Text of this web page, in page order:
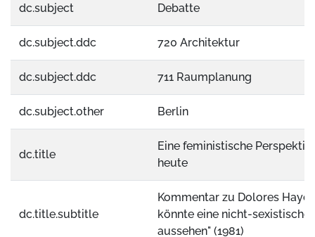
dc.subject Debatte
dc.subject.ddc 720 Architektur
dc.subject.ddc 711 Raumplanung
dc.subject.other Berlin
dc.title
Eine feministische
heute
dc.title.subtitle
Kommentar zu Dolores
könnte eine nicht-sexistische
aussehen" (1981)